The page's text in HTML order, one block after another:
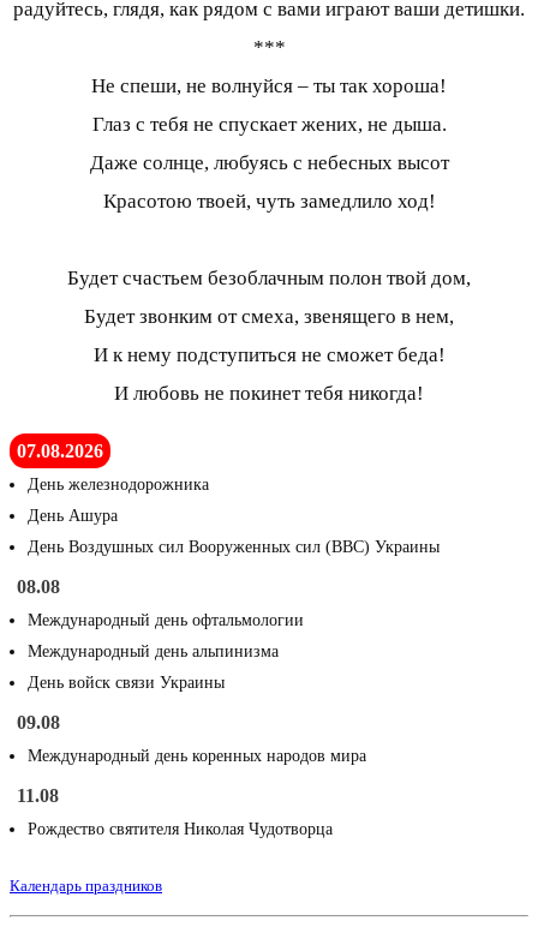
радуйтесь, глядя, как рядом с вами играют ваши детишки.
***
Не спеши, не волнуйся – ты так хороша!
Глаз с тебя не спускает жених, не дыша.
Даже солнце, любуясь с небесных высот
Красотою твоей, чуть замедлило ход!
Будет счастьем безоблачным полон твой дом,
Будет звонким от смеха, звенящего в нем,
И к нему подступиться не сможет беда!
И любовь не покинет тебя никогда!
07.08.2026
День железнодорожника
День Ашура
День Воздушных сил Вооруженных сил (ВВС) Украины
08.08
Международный день офтальмологии
Международный день альпинизма
День войск связи Украины
09.08
Международный день коренных народов мира
11.08
Рождество святителя Николая Чудотворца
Календарь праздников